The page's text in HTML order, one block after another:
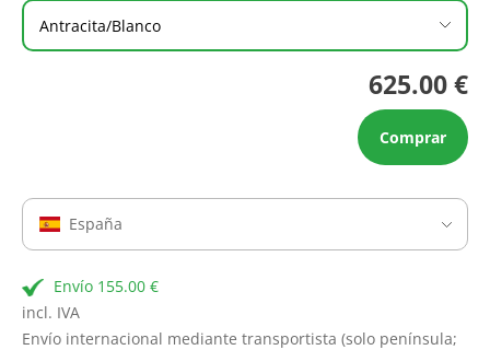
625.00 €
Comprar
Antracita/Blanco
España
Envío 155.00 €
incl. IVA
Envío internacional mediante transportista (solo península;